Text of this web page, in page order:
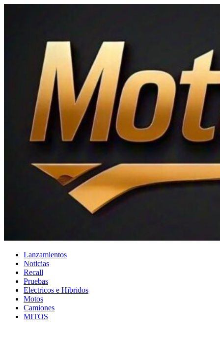
Lanzamientos
Noticias
Recall
Pruebas
Electricos e Hibridos
Motos
Camiones
MITOS